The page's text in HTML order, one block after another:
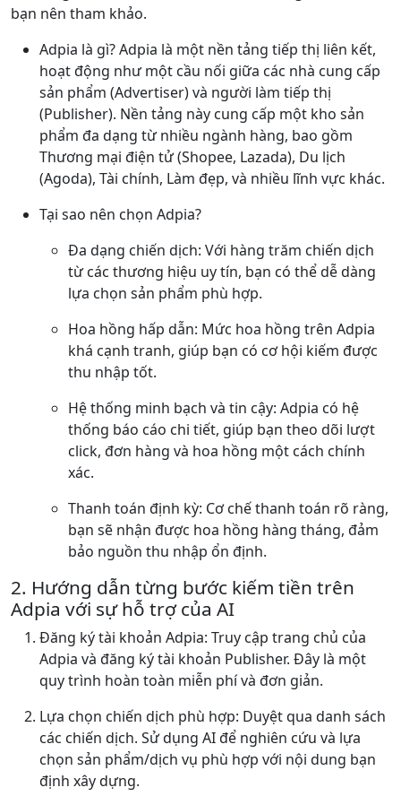
bạn nên tham khảo.
Adpia là gì? Adpia là một nền tảng tiếp thị liên kết,
hoạt động như một cầu nối giữa các nhà cung cấp
sản phẩm (Advertiser) và người làm tiếp thị
(Publisher). Nền tảng này cung cấp một kho sản
phẩm đa dạng từ nhiều ngành hàng, bao gồm
Thương mại điện tử (Shopee, Lazada), Du lịch
(Agoda), Tài chính, Làm đẹp, và nhiều lĩnh vực khác.
Tại sao nên chọn Adpia?
Đa dạng chiến dịch: Với hàng trăm chiến dịch
từ các thương hiệu uy tín, bạn có thể dễ dàng
lựa chọn sản phẩm phù hợp.
Hoa hồng hấp dẫn: Mức hoa hồng trên Adpia
khá cạnh tranh, giúp bạn có cơ hội kiếm được
thu nhập tốt.
Hệ thống minh bạch và tin cậy: Adpia có hệ
thống báo cáo chi tiết, giúp bạn theo dõi lượt
click, đơn hàng và hoa hồng một cách chính
xác.
Thanh toán định kỳ: Cơ chế thanh toán rõ ràng,
bạn sẽ nhận được hoa hồng hàng tháng, đảm
bảo nguồn thu nhập ổn định.
2. Hướng dẫn từng bước kiếm tiền trên
Adpia với sự hỗ trợ của AI
Đăng ký tài khoản Adpia: Truy cập trang chủ của
Adpia và đăng ký tài khoản Publisher. Đây là một
quy trình hoàn toàn miễn phí và đơn giản.
Lựa chọn chiến dịch phù hợp: Duyệt qua danh sách
các chiến dịch. Sử dụng AI để nghiên cứu và lựa
chọn sản phẩm/dịch vụ phù hợp với nội dung bạn
định xây dựng.